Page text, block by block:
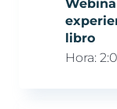
libro
Hora: